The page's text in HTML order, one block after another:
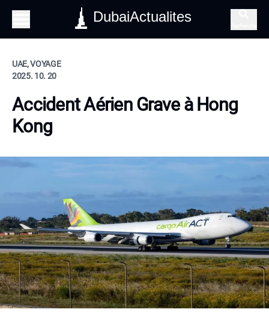
DubaiActualites
UAE, VOYAGE
2025. 10. 20
Accident Aérien Grave à Hong
Kong